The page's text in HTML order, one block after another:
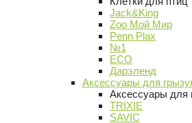
Jack&King
Zoo Мой Мир
Penn Plax
№1
ECO
Дарэленд
Аксессуары для
Аксессуары для
TRIXIE
SAVIC